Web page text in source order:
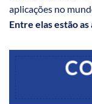
aplicações no
Entre elas estão